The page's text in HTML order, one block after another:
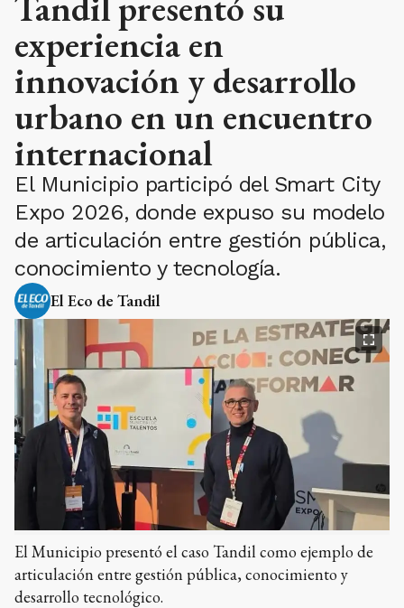
experiencia en
innovación y desarrollo
urbano en un encuentro
internacional
El Municipio participó del Smart City
Expo 2026, donde expuso su modelo
de articulación entre gestión pública,
conocimiento y tecnología.
El Eco de Tandil
El Municipio presentó el caso Tandil como ejemplo de
articulación entre gestión pública, conocimiento y
desarrollo tecnológico.